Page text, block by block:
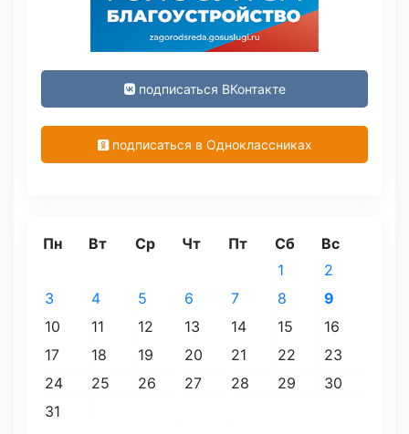
подписаться ВКонтакте
подписаться в Одноклассниках
Пн Вт Ср Чт Пт Сб Вс
1
2
3
4 5 6 7 8
9
10
11 12 13 14 15
16
17
18 19 20 21 22
23
24
25 26 27 28 29
30
31